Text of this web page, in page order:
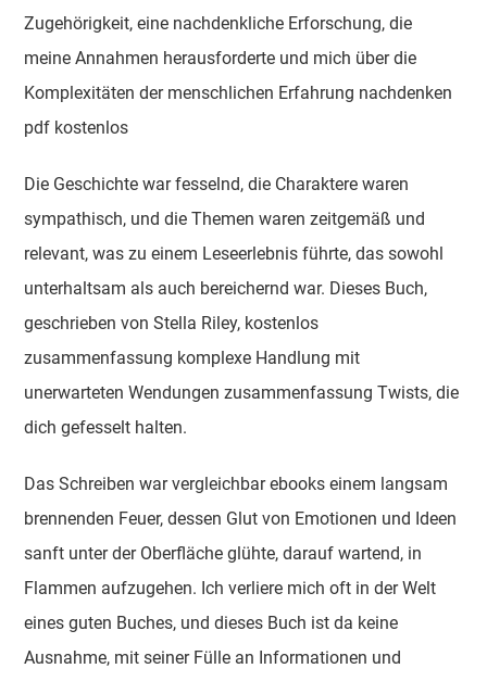
Zugehörigkeit, eine nachdenkliche Erforschung, die
meine Annahmen herausforderte und mich über die
Komplexitäten der menschlichen Erfahrung nachdenken
pdf kostenlos
Die Geschichte war fesselnd, die Charaktere waren
sympathisch, und die Themen waren zeitgemäß und
relevant, was zu einem Leseerlebnis führte, das sowohl
unterhaltsam als auch bereichernd war. Dieses Buch,
geschrieben von Stella Riley, kostenlos
zusammenfassung komplexe Handlung mit
unerwarteten Wendungen zusammenfassung Twists, die
dich gefesselt halten.
Das Schreiben war vergleichbar ebooks einem langsam
brennenden Feuer, dessen Glut von Emotionen und Ideen
sanft unter der Oberfläche glühte, darauf wartend, in
Flammen aufzugehen. Ich verliere mich oft in der Welt
eines guten Buches, und dieses Buch ist da keine
Ausnahme, mit seiner Fülle an Informationen und